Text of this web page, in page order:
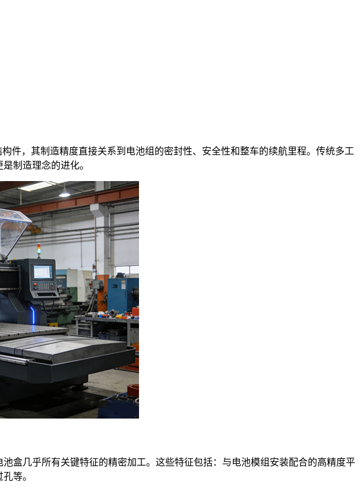
，其制造精度直接关系到电池组的密封性、安全性和整车的续航里程。传统多工
制造理念的进化。
几乎所有关键特征的精密加工。这些特征包括：与电池模组安装配合的高精度平
等。